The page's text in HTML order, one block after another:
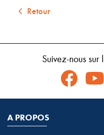
Retour
Suivez-nous
A PROPOS